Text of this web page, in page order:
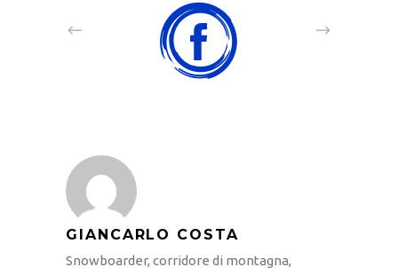
GIANCARLO COSTA
Snowboarder, corridore di montagna,